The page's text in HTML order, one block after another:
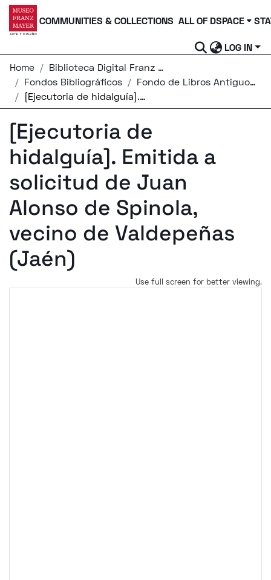
COMMUNITIES & COLLECTIONS ALL OF DSPACE
LOG IN
Home
Biblioteca Digital Franz Mayer
Fondos Bibliográficos
Fondo de Libros Antiguos y Raros
[Ejecutoria de hidalguía]. Emitida a solicitud de Juan Alonso de Spinola, vecino de Valdepeñas (Jaén)
[Ejecutoria de
hidalguía]. Emitida a
solicitud de Juan
Alonso de Spinola,
vecino de Valdepeñas
(Jaén)
Use full screen for better viewing.